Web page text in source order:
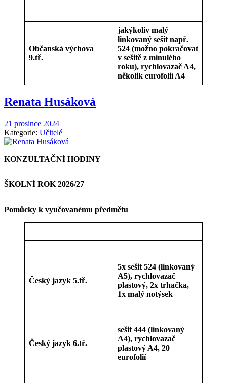
Občanská výchova
9.tř.
jakýkoliv malý
linkovaný sešit např.
524 (možno pokračovat
v sešitě z minulého
roku), rychlovazač A4,
několik eurofolií A4
Renata Husáková
21 prosince 2024
Kategorie: Učitelé
KONZULTAČNÍ HODINY
ŠKOLNÍ ROK 2026/27
Pomůcky k vyučovanému předmětu
Český jazyk 5.tř.
5x sešit 524 (linkovaný
A5), rychlovazač
plastový, 2x trhačka,
1x malý notýsek
Český jazyk 6.tř.
sešit 444 (linkovaný
A4), rychlovazač
plastový A4, 20
eurofolií